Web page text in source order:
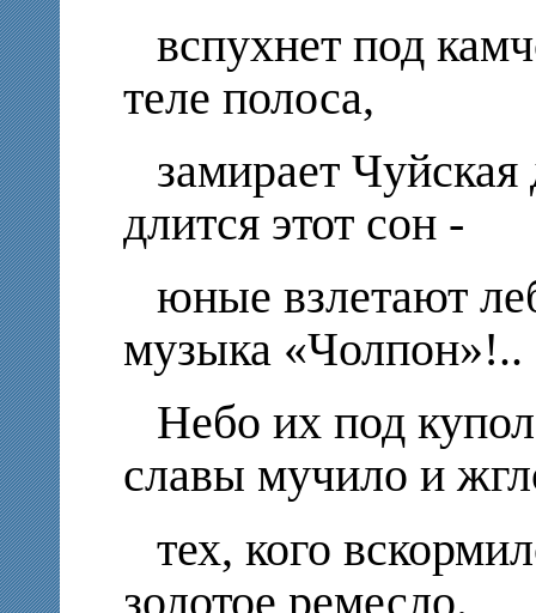
вспухнет под
теле полоса,
замирает
длится этот сон -
юные взлетают
музыка «Чолпон»!..
Небо их под
славы мучило и
тех, кого
золотое ремесло.